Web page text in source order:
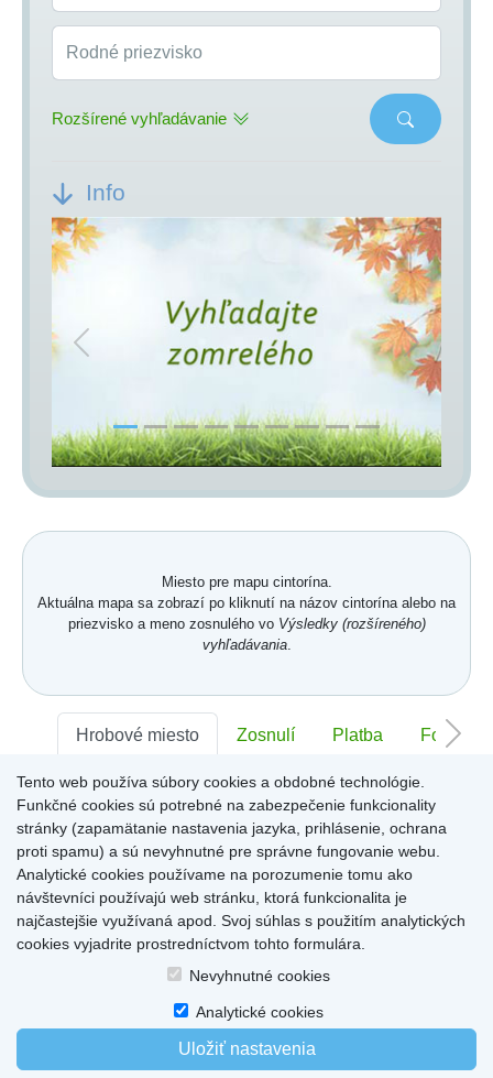
Rodné priezvisko
Rozšírené vyhľadávanie
Info
Previous Next
Miesto pre mapu cintorína.
Aktuálna mapa sa zobrazí po kliknutí na názov cintorína alebo na
priezvisko a meno zosnulého vo Výsledky (rozšíreného)
vyhľadávania.
Hrobové miesto Zosnulí Platba Foto
Sektor:- Rad:- Číslo:-
Miesto pre informácie o hrobovom mieste
Produkty a služby |Citáty|O cintorínoch|
Tento web používa súbory cookies a obdobné technológie.
Funkčné cookies sú potrebné na zabezpečenie funkcionality
stránky (zapamätanie nastavenia jazyka, prihlásenie, ochrana
proti spamu) a sú nevyhnutné pre správne fungovanie webu.
Analytické cookies používame na porozumenie tomu ako
návštevníci používajú web stránku, ktorá funkcionalita je
najčastejšie využívaná apod. Svoj súhlas s použitím analytických
cookies vyjadrite prostredníctvom tohto formulára.
Nevyhnutné cookies
Analytické cookies
Uložiť nastavenia